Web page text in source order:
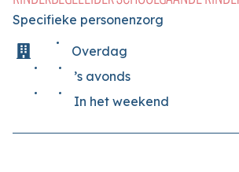
Specifieke personenzorg
Overdag
’s avonds
In het weekend